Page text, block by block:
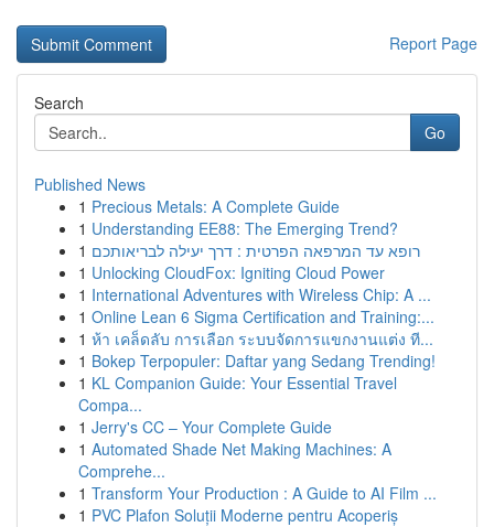
Report Page
Search
Go
Published News
1 Precious Metals: A Complete Guide
1 Understanding EE88: The Emerging Trend?
1 רופא עד המרפאה הפרטית : דרך יעילה לבריאותכם
1 Unlocking CloudFox: Igniting Cloud Power
1 International Adventures with Wireless Chip: A ...
1 Online Lean 6 Sigma Certification and Training:...
1 ห้า เคล็ดลับ การเลือก ระบบจัดการแขกงานแต่ง ที...
1 Bokep Terpopuler: Daftar yang Sedang Trending!
1 KL Companion Guide: Your Essential Travel
Compa...
1 Jerry's CC – Your Complete Guide
1 Automated Shade Net Making Machines: A
Comprehe...
1 Transform Your Production : A Guide to AI Film ...
1 PVC Plafon Soluții Moderne pentru Acoperiș